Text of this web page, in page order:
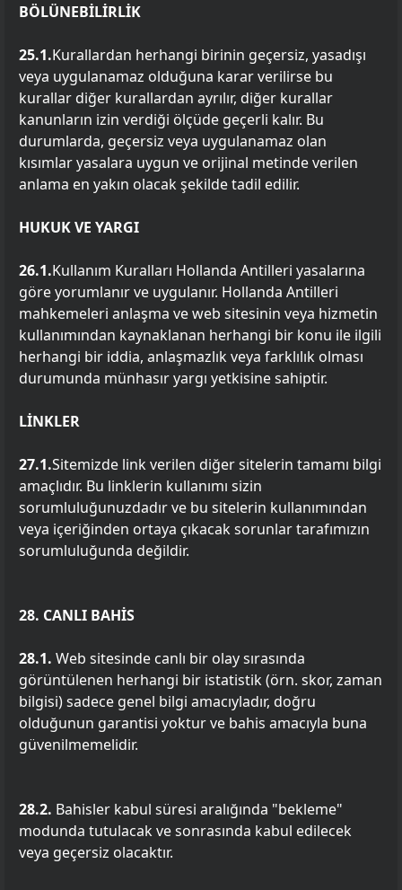
BÖLÜNEBİLİRLİK
25.1.Kurallardan herhangi birinin geçersiz, yasadışı
veya uygulanamaz olduğuna karar verilirse bu
kurallar diğer kurallardan ayrılır, diğer kurallar
kanunların izin verdiği ölçüde geçerli kalır. Bu
durumlarda, geçersiz veya uygulanamaz olan
kısımlar yasalara uygun ve orijinal metinde verilen
anlama en yakın olacak şekilde tadil edilir.
HUKUK VE YARGI
26.1.Kullanım Kuralları Hollanda Antilleri yasalarına
göre yorumlanır ve uygulanır. Hollanda Antilleri
mahkemeleri anlaşma ve web sitesinin veya hizmetin
kullanımından kaynaklanan herhangi bir konu ile ilgili
herhangi bir iddia, anlaşmazlık veya farklılık olması
durumunda münhasır yargı yetkisine sahiptir.
LİNKLER
27.1.Sitemizde link verilen diğer sitelerin tamamı bilgi
amaçlıdır. Bu linklerin kullanımı sizin
sorumluluğunuzdadır ve bu sitelerin kullanımından
veya içeriğinden ortaya çıkacak sorunlar tarafımızın
sorumluluğunda değildir.
28. CANLI BAHİS
28.1. Web sitesinde canlı bir olay sırasında
görüntülenen herhangi bir istatistik (örn. skor, zaman
bilgisi) sadece genel bilgi amacıyladır, doğru
olduğunun garantisi yoktur ve bahis amacıyla buna
güvenilmemelidir.
28.2. Bahisler kabul süresi aralığında "bekleme"
modunda tutulacak ve sonrasında kabul edilecek
veya geçersiz olacaktır.